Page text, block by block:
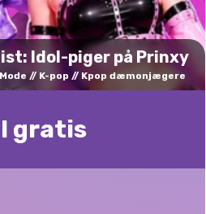
Idol-piger på Prinxy
Mode K-pop Kpop dæmonjægere
gratis